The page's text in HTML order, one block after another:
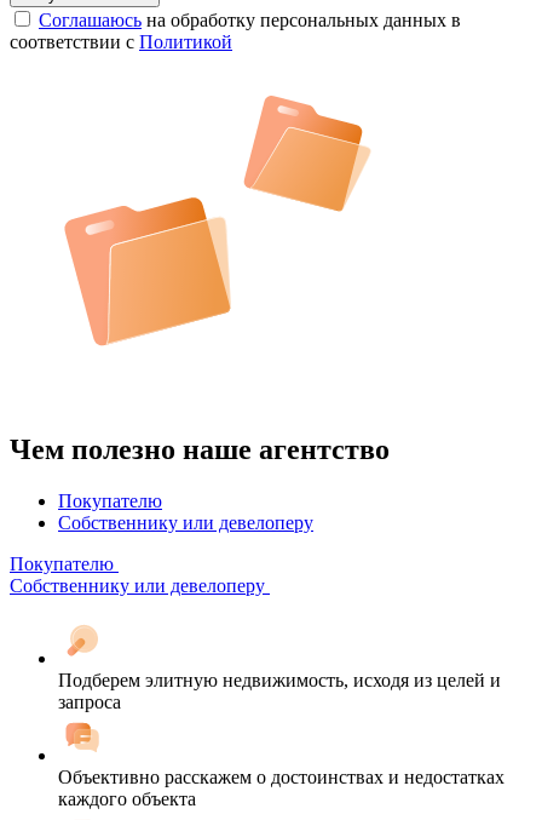
Соглашаюсь на обработку персональных данных в
соответствии с Политикой
Чем полезно наше агентство
Покупателю
Собственнику или девелоперу
Покупателю
Собственнику или девелоперу
Подберем элитную недвижимость, исходя из целей и
запроса
Объективно расскажем о достоинствах и недостатках
каждого объекта